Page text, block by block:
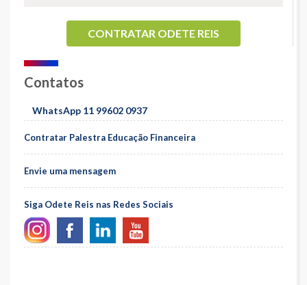
CONTRATAR ODETE REIS
Contatos
WhatsApp 11 99602 0937
Contratar Palestra Educação Financeira
Envie uma mensagem
Siga Odete Reis nas Redes Sociais